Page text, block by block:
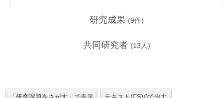
研究成果 (9件)
共同研究者 (13 人)